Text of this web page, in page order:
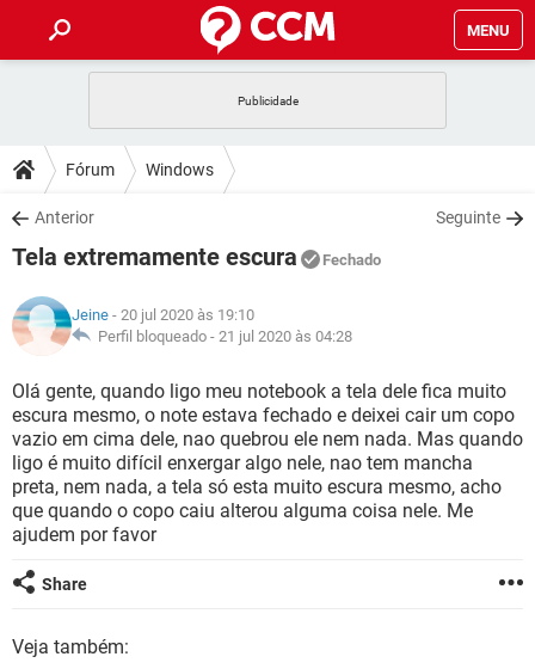
MENU
CELULAR
OUTLOOK
INSTAGRAM GMAIL
GUIA DE COMPRAS
DICAS
JOGOS
INSTAGRAM
DOWNLOADS
JOGOS WHATSAPP
CELULAR
OUTLOOK EXCEL
INSTAGRAM GMAIL
GUIA DE COMPRAS
JOGOS
OUTLOOK EXCEL
INSTAGRAM GMAIL
GUIA DE COMPRAS
GLOSSÁRIO
JOGOS WHATSAPP
CELULAR FACEBOOK
OUTLOOK EXCEL
INSTAGRAM GMAIL
GUIA DE COMPRAS
Fórum Windows
Anterior Seguinte
Tela extremamente escura Fechado
Jeine - 20 jul 2020 às 19:10
Perfil bloqueado - 21 jul 2020 às 04:28
Olá gente, quando ligo meu notebook a tela dele fica muito
escura mesmo, o note estava fechado e deixei cair um copo
vazio em cima dele, nao quebrou ele nem nada. Mas quando
ligo é muito difícil enxergar algo nele, nao tem mancha
preta, nem nada, a tela só esta muito escura mesmo, acho
que quando o copo caiu alterou alguma coisa nele. Me
ajudem por favor
Share
Veja também: